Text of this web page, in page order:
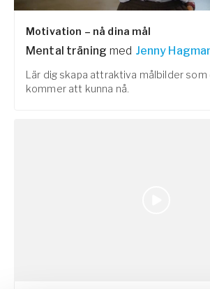
Motivation – nå dina mål
Mental träning med Jenny
Lär dig skapa attraktiva målbilder som
kommer att kunna nå.